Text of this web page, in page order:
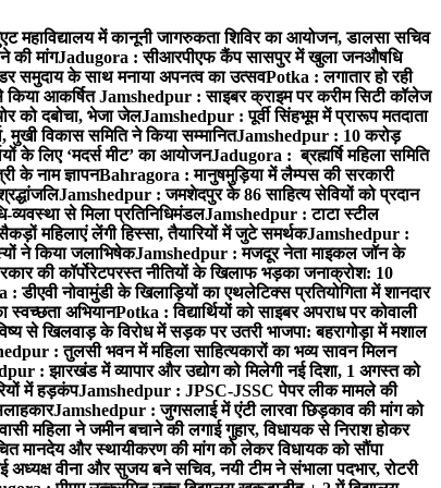
महाविद्यालय में कानूनी जागरुकता शिविर का आयोजन, डालसा सचिव
की मांगJadugora : सीआरपीएफ कैंप सासपुर में खुला जनऔषधि
समुदाय के साथ मनाया अपनत्व का उत्सवPotka : लगातार हो रही
किया आकर्षितJamshedpur : साइबर क्राइम पर करीम सिटी कॉलेज
को दबोचा, भेजा जेलJamshedpur : पूर्वी सिंहभूम में प्रारूप मतदाता
विकास समिति ने किया सम्मानितJamshedpur : 10 करोड़
के लिए ‘मदर्स मीट’ का आयोजनJadugora : ब्रह्मर्षि महिला समिति
के नाम ज्ञापनBahragora : मानुषमुड़िया में लैम्पस की सरकारी
Jamshedpur : जमशेदपुर के 86 साहित्य सेवियों को प्रदान
से मिला प्रतिनिधिमंडलJamshedpur : टाटा स्टील
महिलाएं लेंगी हिस्सा, तैयारियों में जुटे समर्थकJamshedpur :
ने किया जलाभिषेकJamshedpur : मजदूर नेता माइकल जॉन के
की कॉर्पोरेटपरस्त नीतियों के खिलाफ भड़का जनाक्रोश: 10
: डीएवी नोवामुंडी के खिलाड़ियों का एथलेटिक्स प्रतियोगिता में शानदार
स्वच्छता अभियानPotka : विद्यार्थियों को साइबर अपराध पर कोवाली
से खिलवाड़ के विरोध में सड़क पर उतरी भाजपा: बहरागोड़ा में मशाल
: तुलसी भवन में महिला साहित्यकारों का भव्य सावन मिलन
: झारखंड में व्यापार और उद्योग को मिलेगी नई दिशा, 1 अगस्त को
में हड़कंपJamshedpur : JPSC-JSSC पेपर लीक मामले की
Jamshedpur : जुगसलाई में एंटी लारवा छिड़काव की मांग को
महिला ने जमीन बचाने की लगाई गुहार, विधायक से निराश होकर
मानदेय और स्थायीकरण की मांग को लेकर विधायक को सौंपा
वीना और सुजय बने सचिव, नयी टीम ने संभाला पदभार, रोटरी